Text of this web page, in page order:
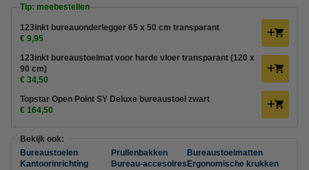
Tip: meebestellen
123inkt bureauonderlegger 65 x 50 cm transparant
€ 9,95
123inkt bureaustoelmat voor harde vloer transparant (120 x
90 cm)
€ 34,50
Topstar Open Point SY Deluxe bureaustoel zwart
€ 164,50
Bekijk ook:
Bureaustoelen
Prullenbakken
Bureaustoelmatten
Kantoorinrichting
Bureau-accesoires Ergonomische krukken